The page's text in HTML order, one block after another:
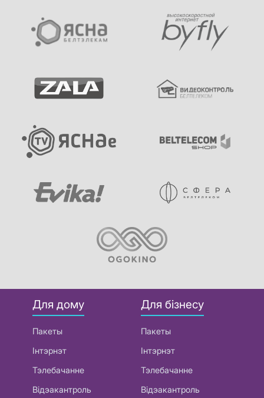
Для дому
Пакеты
Інтэрнэт
Тэлебачанне
Відэакантроль
Для бізнесу
Пакеты
Інтэрнэт
Тэлебачанне
Відэакантроль